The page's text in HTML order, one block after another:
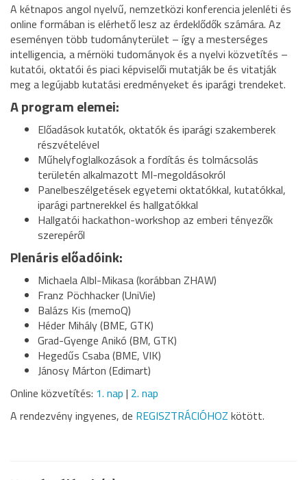
A kétnapos angol nyelvű, nemzetközi konferencia jelenléti és
online formában is elérhető lesz az érdeklődők számára. Az
eseményen több tudományterület – így a mesterséges
intelligencia, a mérnöki tudományok és a nyelvi közvetítés –
kutatói, oktatói és piaci képviselői mutatják be és vitatják
meg a legújabb kutatási eredményeket és iparági trendeket.
A program elemei:
Előadások kutatók, oktatók és iparági szakemberek
részvételével
Műhelyfoglalkozások a fordítás és tolmácsolás
területén alkalmazott MI-megoldásokról
Panelbeszélgetések egyetemi oktatókkal, kutatókkal,
iparági partnerekkel és hallgatókkal
Hallgatói hackathon-workshop az emberi tényezők
szerepéről
Plenáris előadóink:
Michaela Albl-Mikasa (korábban ZHAW)
Franz Pöchhacker (UniVie)
Balázs Kis (memoQ)
Héder Mihály (BME, GTK)
Grad-Gyenge Anikó (BM, GTK)
Hegedűs Csaba (BME, VIK)
Jánosy Márton (Edimart)
Online közvetítés: 1. nap | 2. nap
A rendezvény ingyenes, de REGISZTRÁCIÓHOZ kötött.